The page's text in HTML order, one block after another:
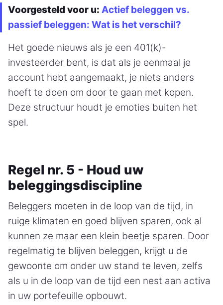
Voorgesteld voor u: Actief beleggen vs.
passief beleggen: Wat is het verschil?
Het goede nieuws als je een 401(k)-
investeerder bent, is dat als je eenmaal je
account hebt aangemaakt, je niets anders
hoeft te doen om door te gaan met kopen.
Deze structuur houdt je emoties buiten het
spel.
Regel nr. 5 - Houd uw
beleggingsdiscipline
Beleggers moeten in de loop van de tijd, in
ruige klimaten en goed blijven sparen, ook al
kunnen ze maar een klein beetje sparen. Door
regelmatig te blijven beleggen, krijgt u de
gewoonte om onder uw stand te leven, zelfs
als u in de loop van de tijd een nest aan activa
in uw portefeuille opbouwt.